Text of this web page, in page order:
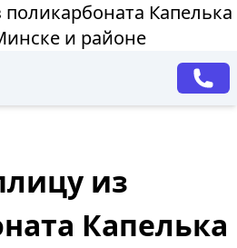
поликарбоната Капелька
и районе
из
Капелька